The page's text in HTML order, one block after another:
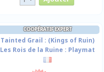
COOPÉRATIF EXPERT
Tainted Grail : (Kings of Ruin)
Les Rois de la Ruine : Playmat